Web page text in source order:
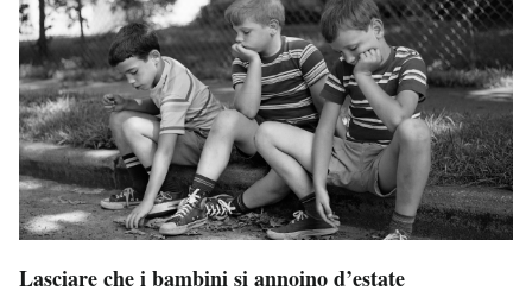
Lasciare che i bambini si annoino d’estate